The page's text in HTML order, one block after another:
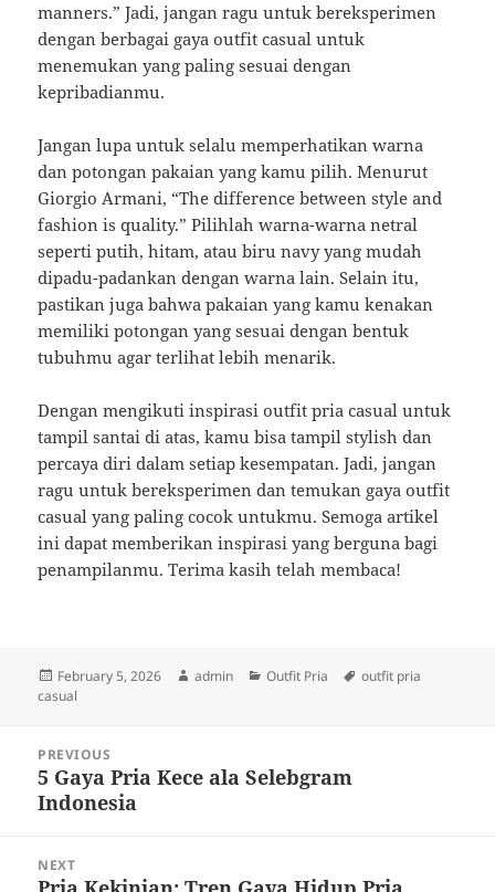
manners.” Jadi, jangan ragu untuk bereksperimen
dengan berbagai gaya outfit casual untuk
menemukan yang paling sesuai dengan
kepribadianmu.
Jangan lupa untuk selalu memperhatikan warna
dan potongan pakaian yang kamu pilih. Menurut
Giorgio Armani, “The difference between style and
fashion is quality.” Pilihlah warna-warna netral
seperti putih, hitam, atau biru navy yang mudah
dipadu-padankan dengan warna lain. Selain itu,
pastikan juga bahwa pakaian yang kamu kenakan
memiliki potongan yang sesuai dengan bentuk
tubuhmu agar terlihat lebih menarik.
Dengan mengikuti inspirasi outfit pria casual untuk
tampil santai di atas, kamu bisa tampil stylish dan
percaya diri dalam setiap kesempatan. Jadi, jangan
ragu untuk bereksperimen dan temukan gaya outfit
casual yang paling cocok untukmu. Semoga artikel
ini dapat memberikan inspirasi yang berguna bagi
penampilanmu. Terima kasih telah membaca!
Posted
on
February 5, 2026 Author
admin Categories
Outfit Pria Tags
outfit pria
casual
navigation
PREVIOUS
Previous
post:
5 Gaya Pria Kece ala Selebgram
Indonesia
NEXT
Next